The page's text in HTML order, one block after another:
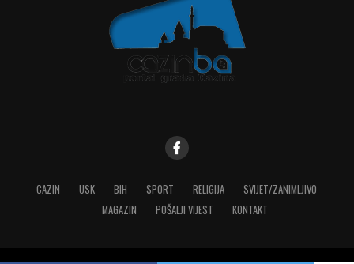
CAZIN USK BIH SPORT RELIGIJA
SVIJET/ZANIMLJIVO
MAGAZIN
POŠALJI VIJEST KONTAKT